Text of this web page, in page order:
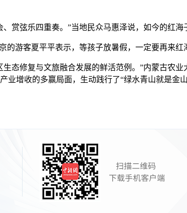
弦乐四重奏。”当地民众马惠泽说，如今的红海
游客夏平平表示，等孩子放暑假，一定要再来红
修复与文旅融合发展的鲜活范例。”内蒙古农
业增收的多赢局面，生动践行了“绿水青山就是